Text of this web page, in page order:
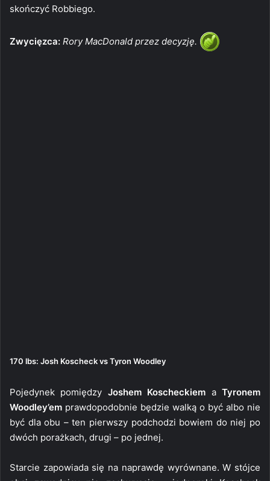
skończyć Robbiego.
Zwycięzca: Rory MacDonald przez decyzję.
170 lbs: Josh Koscheck vs Tyron Woodley
Pojedynek pomiędzy Joshem Koscheckiem aTyronem
Woodley’em prawdopodobnie będzie walką o być albo nie
być dla obu – ten pierwszy podchodzi bowiem do niej po
dwóch porażkach, drugi – po jednej.
Starcie zapowiada się na naprawdę wyrównane. W stójce